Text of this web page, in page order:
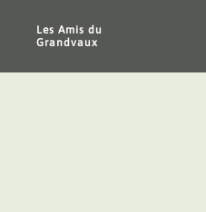
Les Amis du
Grandvaux